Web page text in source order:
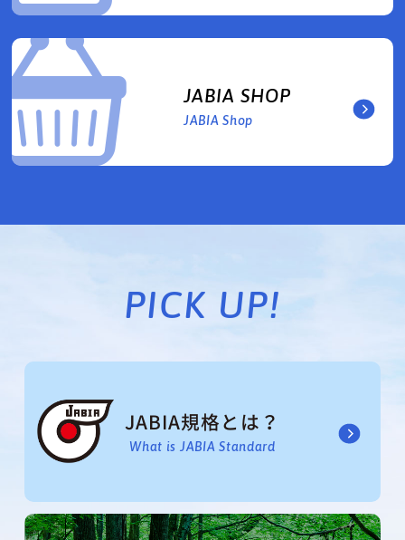
JABIA SHOP
JABIA Shop
PICK UP!
JABIA規格とは？
What is JABIA Standard